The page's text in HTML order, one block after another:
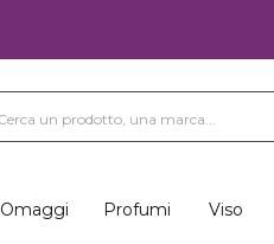
Omaggi Profumi Viso